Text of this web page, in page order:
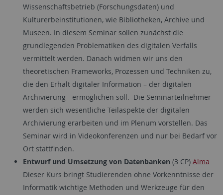
Wissenschaftsbetrieb (Forschungsdaten) und
Kulturerbeinstitutionen, wie Bibliotheken, Archive und
Museen. In diesem Seminar sollen zunächst die
grundlegenden Problematiken des digitalen Verfalls
vermittelt werden. Danach widmen wir uns den
theoretischen Frameworks, Prozessen und Techniken zu,
die den Erhalt digitaler Information – der digitalen
Archivierung - ermöglichen soll. Die Seminarteilnehmer
werden sich wesentliche Teilaspekte der digitalen
Archivierung erarbeiten und im Plenum vorstellen. Das
Seminar wird in Videokonferenzen und nur bei Bedarf vor
Ort stattfinden.
Entwurf und Umsetzung von Datenbanken (3 CP) Alma
Dieser Kurs bringt Studierenden ohne Vorkenntnisse der
Informatik wichtige Methoden und Werkzeuge für den